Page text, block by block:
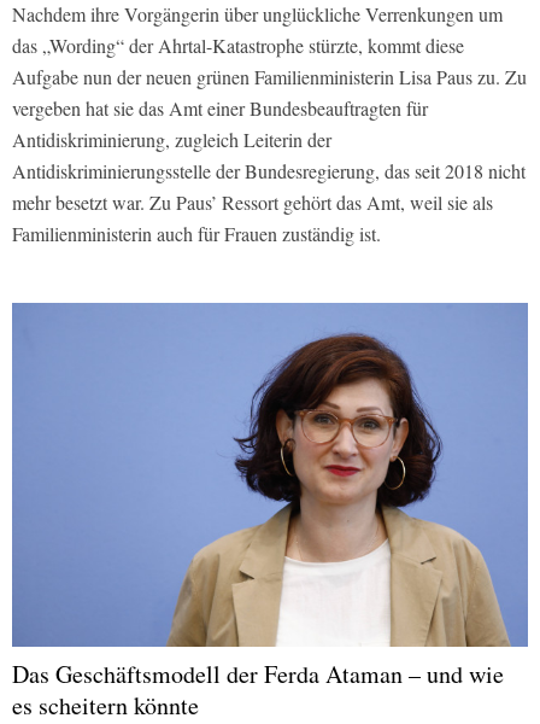
Nachdem ihre Vorgängerin über unglückliche Verrenkungen um
das „Wording“ der Ahrtal-Katastrophe stürzte, kommt diese
Aufgabe nun der neuen grünen Familienministerin Lisa Paus zu. Zu
vergeben hat sie das Amt einer Bundesbeauftragten für
Antidiskriminierung, zugleich Leiterin der
Antidiskriminierungsstelle der Bundesregierung, das seit 2018 nicht
mehr besetzt war. Zu Paus’ Ressort gehört das Amt, weil sie als
Familienministerin auch für Frauen zuständig ist.
Das Geschäftsmodell der Ferda Ataman – und wie
es scheitern könnte